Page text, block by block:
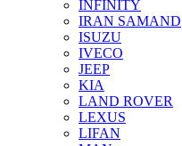
INFINITY
IRAN SAMAND
ISUZU
IVECO
JEEP
KIA
LAND ROVER
LEXUS
LIFAN